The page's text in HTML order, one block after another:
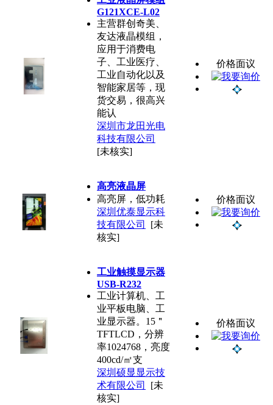
G121XCE-L02
主营群创奇美、
友达液晶模组，
应用于消费电
子、工业医疗、
工业自动化以及
智能家居等，现
货交易，很高兴
能认
深圳市龙田光电
科技有限公司
[未核实]
价格面议
高亮液晶屏
高亮屏，低功耗
深圳优泰显示科
技有限公司
[未
核实]
价格面议
工业触摸显示器
USB-R232
工业计算机、工
业平板电脑、工
业显示器。15＂
TFTLCD，分辨
率1024768，亮度
400cd/㎡支
深圳硕显显示技
术有限公司
[未
核实]
价格面议